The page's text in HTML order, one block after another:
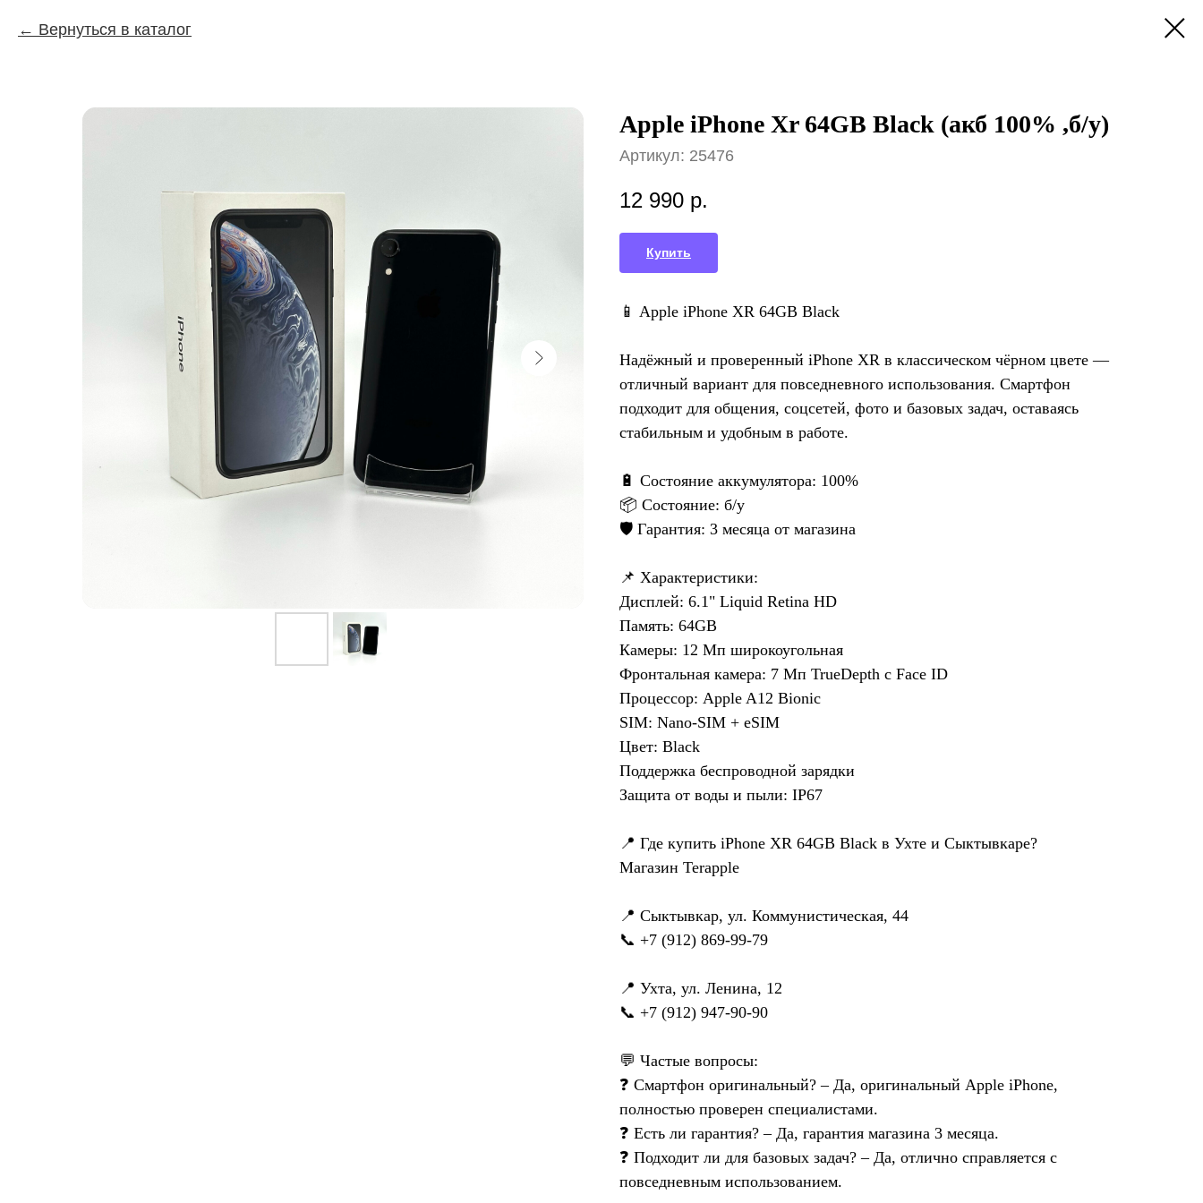
Вернуться в каталог
Apple iPhone Xr 64GB Black (акб 100% ,б/у)
Артикул: 25476
12 990 р.
Купить
📱 Apple iPhone XR 64GB Black
Надёжный и проверенный iPhone XR в классическом чёрном цвете —
отличный вариант для повседневного использования. Смартфон
подходит для общения, соцсетей, фото и базовых задач, оставаясь
стабильным и удобным в работе.
🔋 Состояние аккумулятора: 100%
📦 Состояние: б/у
🛡️ Гарантия: 3 месяца от магазина
📌 Характеристики:
Дисплей: 6.1" Liquid Retina HD
Память: 64GB
Камеры: 12 Мп широкоугольная
Фронтальная камера: 7 Мп TrueDepth с Face ID
Процессор: Apple A12 Bionic
SIM: Nano-SIM + eSIM
Цвет: Black
Поддержка беспроводной зарядки
Защита от воды и пыли: IP67
📍 Где купить iPhone XR 64GB Black в Ухте и Сыктывкаре?
Магазин Terapple
📍 Сыктывкар, ул. Коммунистическая, 44
📞 +7 (912) 869-99-79
📍 Ухта, ул. Ленина, 12
📞 +7 (912) 947-90-90
💬 Частые вопросы:
❓ Смартфон оригинальный? – Да, оригинальный Apple iPhone,
полностью проверен специалистами.
❓ Есть ли гарантия? – Да, гарантия магазина 3 месяца.
❓ Подходит ли для базовых задач? – Да, отлично справляется с
повседневным использованием.